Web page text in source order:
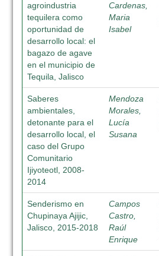
agroindustria
tequilera como
oportunidad de
desarrollo local: el
bagazo de agave
en el municipio de
Tequila, Jalisco
Cardenas,
Maria
Isabel
Saberes
ambientales,
detonante para el
desarrollo local, el
caso del Grupo
Comunitario
Ijiyoteotl, 2008-
2014
Mendoza
Morales,
Lucía
Susana
Senderismo en
Chupinaya Ajijic,
Jalisco, 2015-2018
Campos
Castro,
Raúl
Enrique